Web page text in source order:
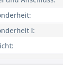
I: